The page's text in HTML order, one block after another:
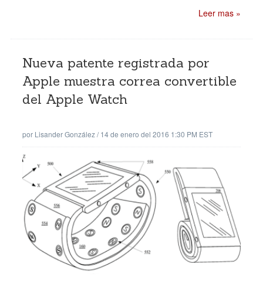
Leer mas »
Nueva patente registrada por
Apple muestra correa convertible
del Apple Watch
por Lisander González/14 de enero del 2016 1:30 PM EST